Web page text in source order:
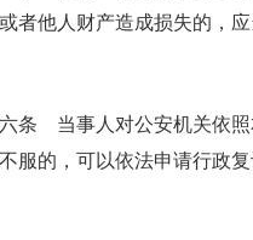
者他人财产造成损失的，
条 当事人对公安机关依
服的，可以依法申请行政